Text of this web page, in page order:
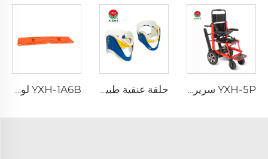
YXH-5P سرير طي متحرك للإنقاذ الطبي الكهربائي حلقة عنقية طبية للرقبة YXH-1A6B لوحة عمود فقري بلاستيكية طويلة طبية